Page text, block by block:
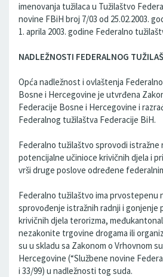
imenovanja tužilaca u Tužilaštvo
novine FBiH broj 7/03 od 25.02.2003.
1. aprila 2003. godine Federalno
NADLEŽNOSTI FEDERALNOG
Opća nadležnost i ovlaštenja
Bosne i Hercegovine je utvrđena
Federacije Bosne i Hercegovine i
Federalnog tužilaštva Federacije BiH.
Federalno tužilaštvo sprovodi istražne
potencijalne učinioce krivičnih djela i
vrši druge poslove određene
Federalno tužilaštvo ima prvostepenu
sprovođenje istražnih radnji i gonjenje
krivičnih djela terorizma,
nezakonite trgovine drogama ili
su u skladu sa Zakonom o Vrhovnom
Hercegovine (“Službene novine
i 33/99) u nadležnosti tog suda.